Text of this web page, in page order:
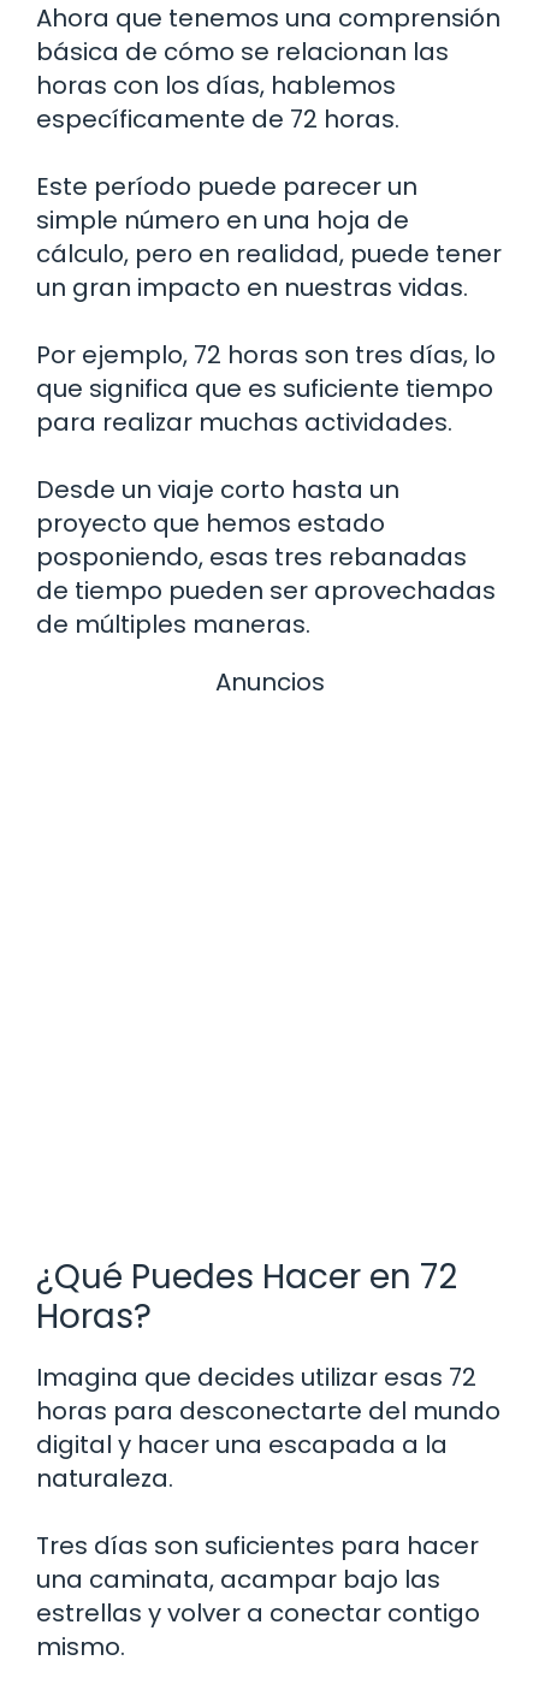
Ahora que tenemos una comprensión
básica de cómo se relacionan las
horas con los días, hablemos
específicamente de 72 horas.
Este período puede parecer un
simple número en una hoja de
cálculo, pero en realidad, puede tener
un gran impacto en nuestras vidas.
Por ejemplo, 72 horas son tres días, lo
que significa que es suficiente tiempo
para realizar muchas actividades.
Desde un viaje corto hasta un
proyecto que hemos estado
posponiendo, esas tres rebanadas
de tiempo pueden ser aprovechadas
de múltiples maneras.
Anuncios
¿Qué Puedes Hacer en 72
Horas?
Imagina que decides utilizar esas 72
horas para desconectarte del mundo
digital y hacer una escapada a la
naturaleza.
Tres días son suficientes para hacer
una caminata, acampar bajo las
estrellas y volver a conectar contigo
mismo.